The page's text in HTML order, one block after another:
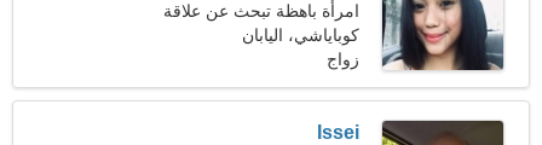
امرأة باهظة تبحث عن علاقة
جدية
كوباياشي، اليابان
زواج
Issei